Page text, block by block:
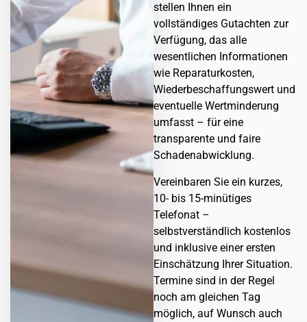
stellen Ihnen ein
vollständiges Gutachten zur
Verfügung, das alle
wesentlichen Informationen
wie Reparaturkosten,
Wiederbeschaffungswert und
eventuelle Wertminderung
umfasst – für eine
transparente und faire
Schadenabwicklung.
Vereinbaren Sie ein kurzes,
10- bis 15-minütiges
Telefonat –
selbstverständlich kostenlos
und inklusive einer ersten
Einschätzung Ihrer Situation.
Termine sind in der Regel
noch am gleichen Tag
möglich, auf Wunsch auch